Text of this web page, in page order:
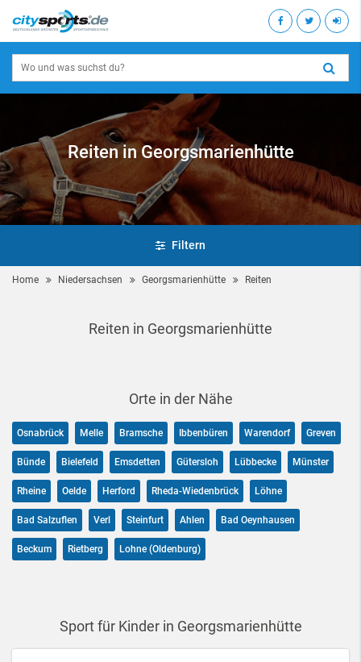
Reiten in Georgsmarienhütte
Filtern
Home Niedersachsen Georgsmarienhütte Reiten
Reiten in Georgsmarienhütte
Orte in der Nähe
Osnabrück Melle Bramsche Ibbenbüren Warendorf Greven
Bünde Bielefeld Emsdetten Gütersloh Lübbecke Münster
Rheine Oelde Herford Rheda-Wiedenbrück Löhne
Bad Salzuflen Verl Steinfurt Ahlen Bad Oeynhausen
Beckum Rietberg Lohne (Oldenburg)
Sport für Kinder in Georgsmarienhütte